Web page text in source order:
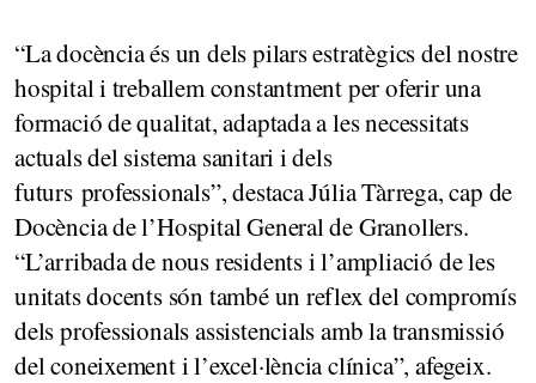
“La docència és un dels pilars estratègics del nostre
hospital i treballem constantment per oferir una
formació de qualitat, adaptada a les necessitats
actuals del sistema sanitari i dels
futurs professionals”, destaca Júlia Tàrrega, cap de
Docència de l’Hospital General de Granollers.
“L’arribada de nous residents i l’ampliació de les
unitats docents són també un reflex del compromís
dels professionals assistencials amb la transmissió
del coneixement i l’excel·lència clínica”, afegeix.